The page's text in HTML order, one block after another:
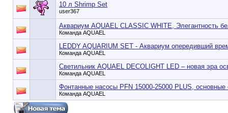
10 л Shrimp Set
user367
Аквариум AQUAEL CLASSIC WHITE, Элегантность
Команда AQUAEL
LEDDY AQUARIUM SET - Аквариум опередивший
Команда AQUAEL
Светильник AQUAEL DECOLIGHT LED – новая эра
Команда AQUAEL
Фонтанные насосы PFN 15000-25000 PLUS,
Команда AQUAEL
90353748e6549cd1148d01dde3b3bc75